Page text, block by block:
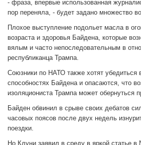
- фраза, впервые использованная
пор переняла, - будет задано множество
Плохое выступление подольет масла в
возраста и здоровья Байдена, которые
вялым и часто непоследовательным в
республиканца Трампа.
Союзники по НАТО также хотят убедиться
способностях Байдена и опасаются, что
изоляциониста Трампа может обернуться
Байден обвинил в срыве своих дебатов
часовых поясов после двух недель
поездки.
Но Клуни заявил в среду в яркой статье в